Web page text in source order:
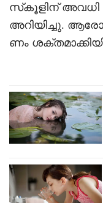
സ്‌കൂളിന് അവധി
അറിയിച്ചു.
ണം